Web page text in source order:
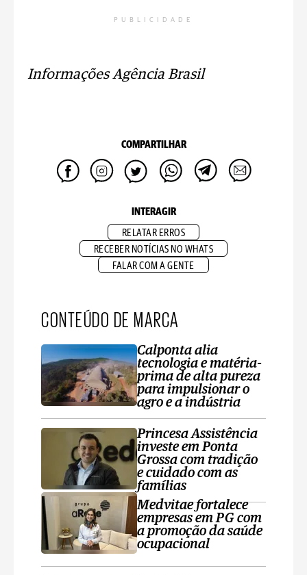
PUBLICIDADE
Informações Agência Brasil
COMPARTILHAR
INTERAGIR
RELATAR ERROS
RECEBER NOTÍCIAS NO WHATS
FALAR COM A GENTE
CONTEÚDO DE MARCA
Calponta alia
tecnologia e matéria-
prima de alta pureza
para impulsionar o
agro e a indústria
Princesa Assistência
investe em Ponta
Grossa com tradição
e cuidado com as
famílias
Medvitae fortalece
empresas em PG com
a promoção da saúde
ocupacional